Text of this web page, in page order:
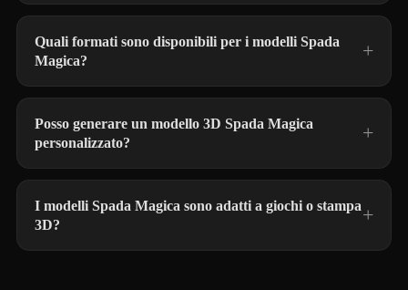
Quali formati sono disponibili per i modelli Spada
Magica?
Posso generare un modello 3D Spada Magica
personalizzato?
I modelli Spada Magica sono adatti a giochi o stampa
3D?